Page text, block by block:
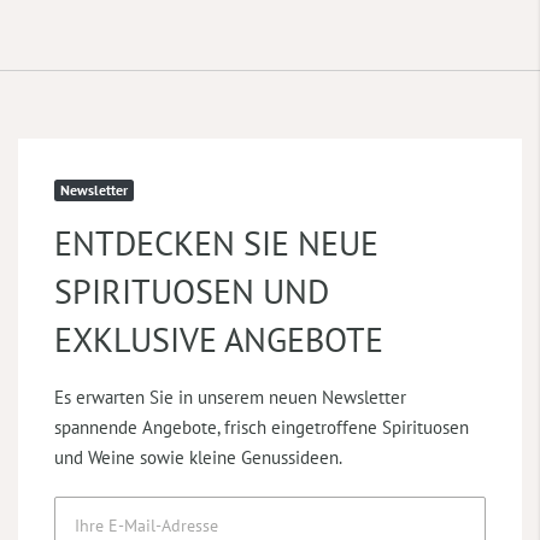
Newsletter
ENTDECKEN SIE NEUE
SPIRITUOSEN UND
EXKLUSIVE ANGEBOTE
Es erwarten Sie in unserem neuen Newsletter
spannende Angebote, frisch eingetroffene Spirituosen
und Weine sowie kleine Genussideen.